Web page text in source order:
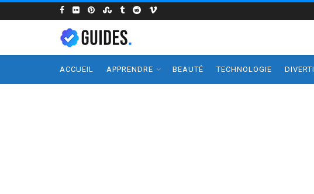
ACCUEIL APPRENDRE BEAUTÉ TECHNOLOGIE